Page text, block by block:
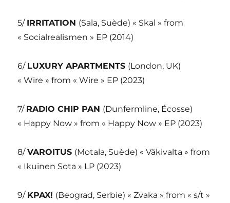
5/ IRRITATION (Sala, Suède) « Skal » from
« Socialrealismen » EP (2014)
6/ LUXURY APARTMENTS (London, UK)
« Wire » from « Wire » EP (2023)
7/ RADIO CHIP PAN (Dunfermline, Écosse)
« Happy Now » from « Happy Now » EP (2023)
8/VAROITUS (Motala, Suède) « Väkivalta » from
« Ikuinen Sota » LP (2023)
9/ KPAX! (Beograd, Serbie) « Zvaka » from « s/t »